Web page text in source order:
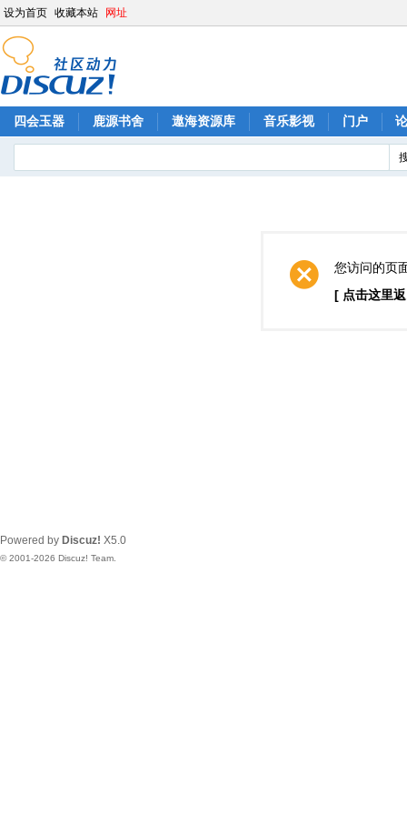
设为首页 收藏本站 网址
四会玉器 鹿源书舍 遨海资源库 音乐影视 门户
您访问的页
[ 点击这里
Powered by Discuz! X5.0
© 2001-2026 Discuz! Team